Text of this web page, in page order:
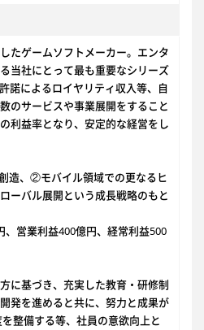
たゲームソフトメーカー。エンタ
当社にとって最も重要なシリーズ
諾によるロイヤリティ収入等、自
のサービスや事業展開をすること
利益率となり、安定的な経営をし
造、②モバイル領域での更なるヒ
ーバル展開という成長戦略のもと
、営業利益400億円、経常利益500
に基づき、充実した教育・研修制
発を進めると共に、努力と成果が
整備する等、社員の意欲向上と